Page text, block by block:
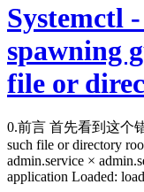
Systemctl
spawning
file or
0.前言 首先看到这个
such file or directory
admin.service ×
application Loaded: